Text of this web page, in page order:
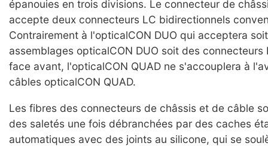
épanouies en trois divisions. Le connecteur de
accepte deux connecteurs LC bidirectionnels
Contrairement à l'opticalCON DUO qui acceptera
assemblages opticalCON DUO soit des connecteurs
face avant, l'opticalCON QUAD ne s'accouplera à
câbles opticalCON QUAD.
Les fibres des connecteurs de châssis et de câble
des saletés une fois débranchées par des caches
automatiques avec des joints au silicone, qui se